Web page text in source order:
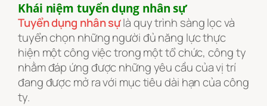
Khái niệm tuyển dụng nhân sự
Tuyển dụng nhân sựlà quy trình sàng lọc và
tuyển chọn những người đủ năng lực thực
hiện một công việc trong một tổ chức, công ty
nhằm đáp ứng được những yêu cầu của vị trí
đang được mở ra với mục tiêu dài hạn của công
ty.